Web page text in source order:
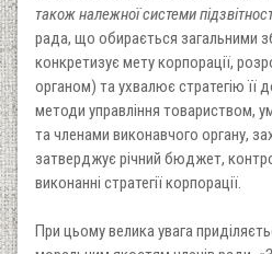
також належної системи
рада, що обирається загальними
конкретизує мету корпорації,
органом) та ухвалює стратегію її
методи управління товариством,
та членами виконавчого органу,
затверджує річний бюджет,
виконанні стратегії корпорації.
При цьому велика увага